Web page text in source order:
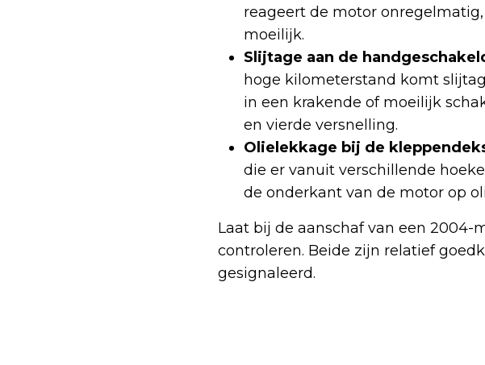
reageert de motor
moeilijk.
Slijtage aan de
hoge kilometerstand komt
in een krakende of moeilijk
en vierde versnelling.
Olielekkage bij de
die er vanuit verschillende
de onderkant van de motor op
Laat bij de aanschaf van een 2004-
controleren. Beide zijn relatief
gesignaleerd.